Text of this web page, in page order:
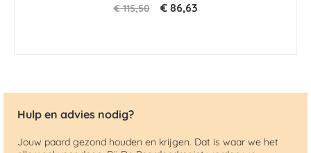
€ 115,50 € 86,63
Hulp en advies nodig?
Jouw paard gezond houden en krijgen. Dat is waar we het